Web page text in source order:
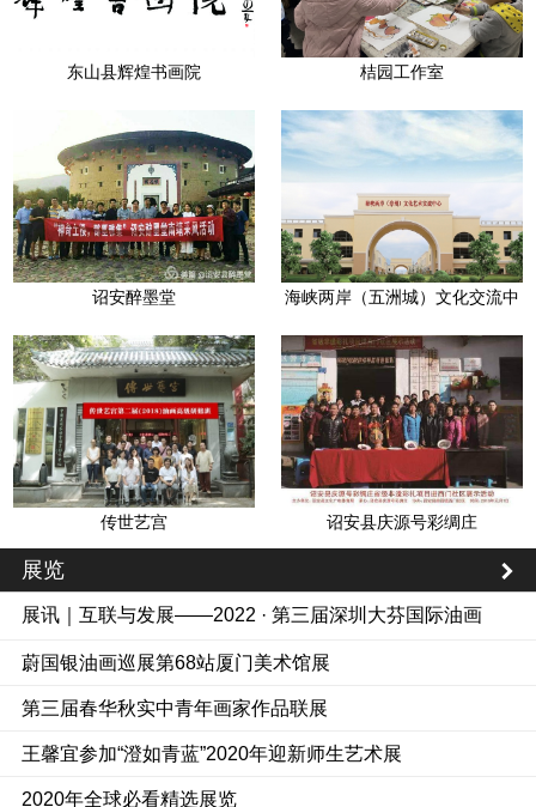
东山县辉煌书画院 桔园工作室
诏安醉墨堂
海峡两岸（五洲城）文化交流中
传世艺宫 诏安县庆源号彩绸庄
展览
展讯｜互联与发展——2022 · 第三届深圳大芬国际油画
蔚国银油画巡展第68站厦门美术馆展
第三届春华秋实中青年画家作品联展
王馨宜参加“澄如青蓝”2020年迎新师生艺术展
2020年全球必看精选展览